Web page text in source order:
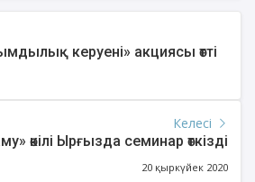
керуені» акциясы өтті
Келесі
өкілі Ырғызда семинар өткізді
20 қыркүйек 2020